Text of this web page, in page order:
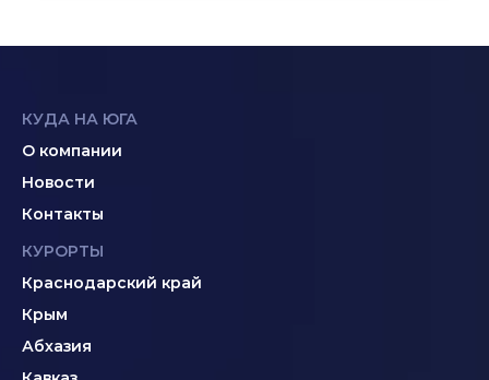
КУДА НА ЮГА
О компании
Новости
Контакты
КУРОРТЫ
Краснодарский край
Крым
Абхазия